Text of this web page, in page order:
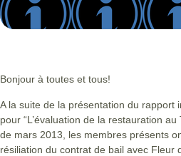
Bonjour à toutes et tous!
A la suite de la présentation du rapport
pour “L’évaluation de la restauration au
de mars 2013, les membres présents
résiliation du contrat de bail avec Fleur